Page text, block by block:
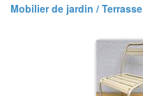
Mobilier de jardin / Terrasse